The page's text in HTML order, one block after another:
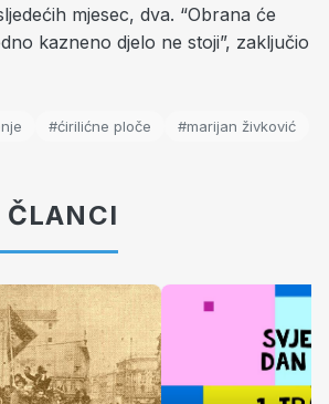
mjesec, dva. “Obrana će
kazneno djelo ne stoji”, zaključio
#ćirilićne ploče #marijan živković
ČLANCI